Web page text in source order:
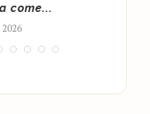
come...